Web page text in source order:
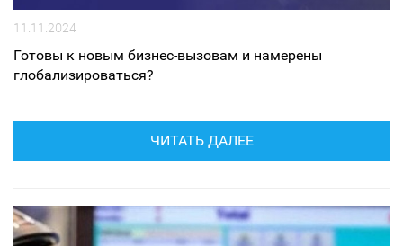
11.11.2024
Готовы к новым бизнес-вызовам и намерены
глобализироваться?
ЧИТАТЬ ДАЛЕЕ